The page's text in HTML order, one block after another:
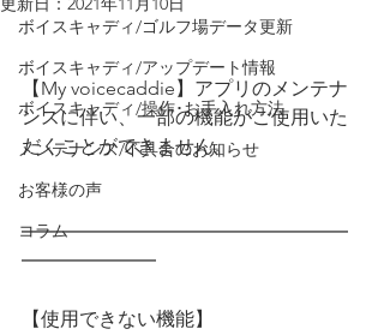
ボイスキャディ/ゴルフ場データ更新
ボイスキャディ/アップデート情報
ボイスキャディ/操作･お手入れ方法
メンテナンス/不具合のお知らせ
お客様の声
コラム
【My voicecaddie】アプリのメンテナ
ンスに伴い、一部の機能がご使用いた
だくことができません。
━━━━━━━━━━━━━━━━━
━━━━━━━
【使用できない機能】